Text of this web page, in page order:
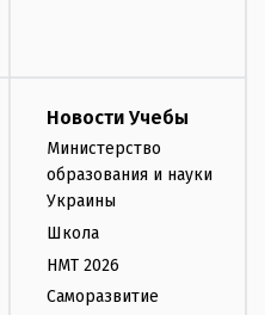
Новости Учебы
Министерство
образования и науки
Украины
Школа
НМТ 2026
Саморазвитие